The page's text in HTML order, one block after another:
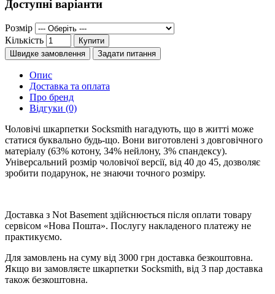
Доступні варіанти
Розмір
Кількість
Купити
Швидке замовлення
Задати питання
Опис
Доставка та оплата
Про бренд
Відгуки (0)
Чоловічі шкарпетки Socksmith нагадують, що в житті може
статися буквально будь-що. Вони виготовлені з довговічного
матеріалу (63% котону, 34% нейлону, 3% спандексу).
Універсальний розмір чоловічої версії, від 40 до 45, дозволяє
зробити подарунок, не знаючи точного розміру.
Доставка з Not Basement здійснюється після оплати товару
сервісом «Нова Пошта». Послугу накладеного платежу не
практикуємо.
Для замовлень на суму від 3000 грн доставка безкоштовна.
Якщо ви замовляєте шкарпетки Socksmith, від 3 пар доставка
також безкоштовна.